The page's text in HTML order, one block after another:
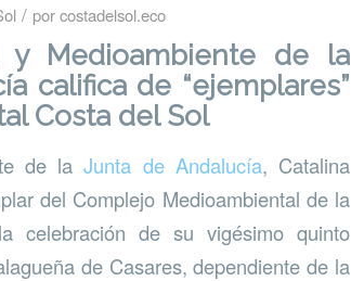
/ porcostadelsol.eco
y Medioambiente de la
califica de “ejemplares”
Costa del Sol
de laJunta de Andalucía, Catalina
del Complejo Medioambiental de la
celebración de su vigésimo quinto
de Casares, dependiente de la